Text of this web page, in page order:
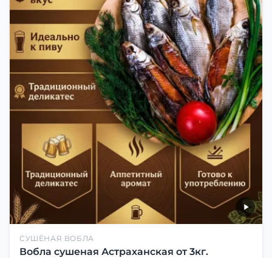
СУШЁНАЯ ВОБЛА
Вобла сушеная Астраханская от 3кг.